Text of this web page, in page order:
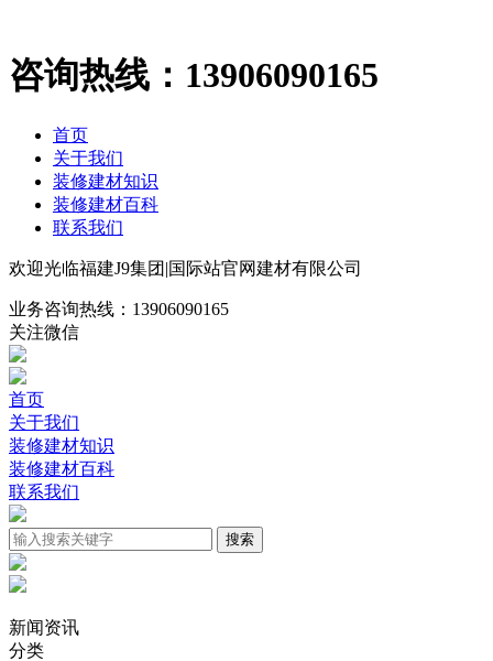
咨询热线： 13906090165
首页
关于我们
装修建材知识
装修建材百科
联系我们
欢迎光临福建J9集团|国际站官网建材有限公司
业务咨询热线： 13906090165
关注微信
首页
关于我们
装修建材知识
装修建材百科
联系我们
新闻资讯
分类